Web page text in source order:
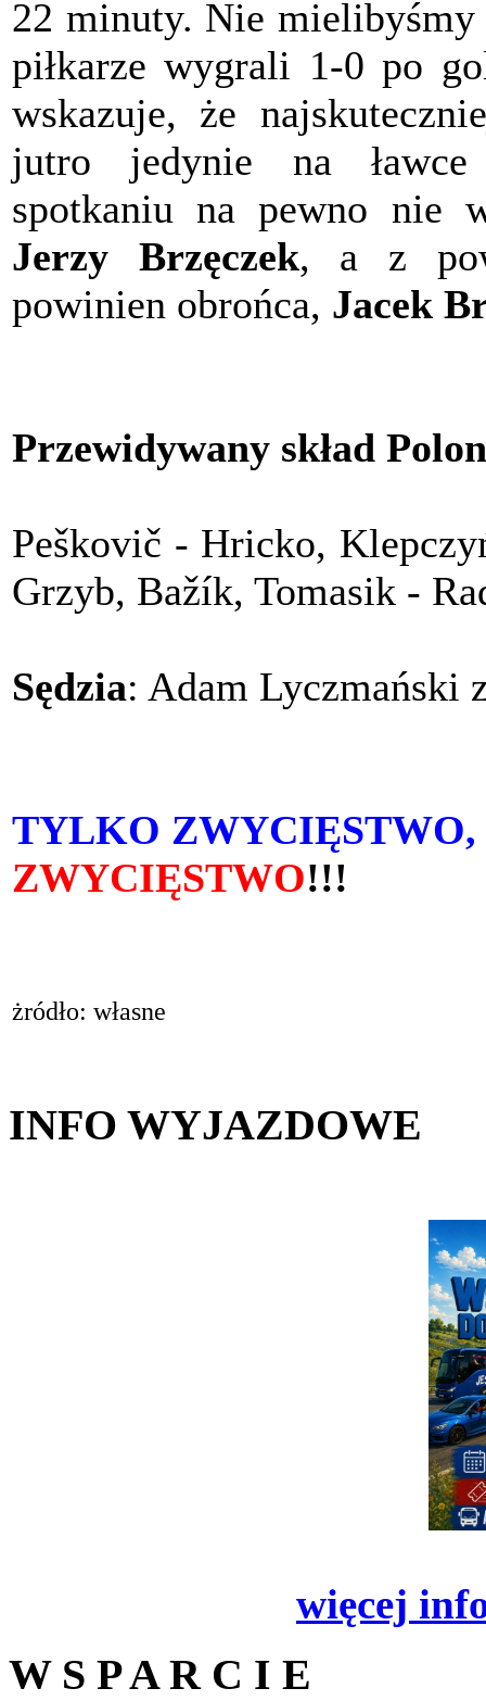
22 minuty. Nie
piłkarze wygrali 1-0 po
wskazuje, że
jutro jedynie na ławce
spotkaniu na pewno nie
Jerzy Brzęczek, a z
powinien obrońca, Jacek
Przewidywany skład
Peškovič - Hricko,
Grzyb, Bažík, Tomasik -
Sędzia: Adam Lyczmański
TYLKO ZWYCIĘSTWO,
ZWYCIĘSTWO!!!
żródło: własne
INFO WYJAZDOWE
więcej
W S P A R C I E